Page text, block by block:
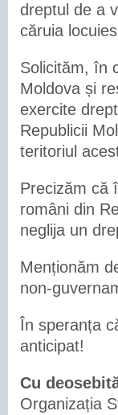
dreptul de a
căruia
Solicităm, în
Moldova și
exercite
Republicii
teritoriul
Precizăm că
români din
neglija un
Menționăm
non-
În speranța
anticipat!
Cu
Organizația